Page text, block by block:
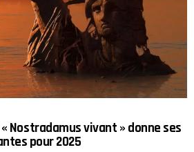
Nostradamus vivant » donne ses
pour 2025